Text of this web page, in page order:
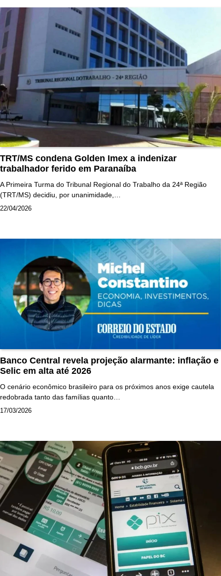
TRT/MS condena Golden Imex a indenizar
trabalhador ferido em Paranaíba
A Primeira Turma do Tribunal Regional do Trabalho da 24ª Região
(TRT/MS) decidiu, por unanimidade,…
22/04/2026
Banco Central revela projeção alarmante: inflação e
Selic em alta até 2026
O cenário econômico brasileiro para os próximos anos exige cautela
redobrada tanto das famílias quanto…
17/03/2026